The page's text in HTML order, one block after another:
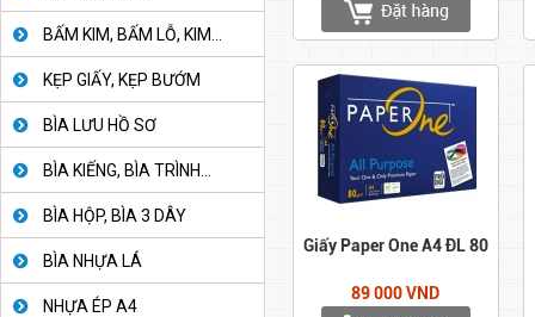
BẤM KIM, BẤM LỖ, KIM...
KẸP GIẤY, KẸP BƯỚM
BÌA LƯU HỒ SƠ
BÌA KIẾNG, BÌA TRÌNH...
BÌA HỘP, BÌA 3 DÂY
BÌA NHỰA LÁ
NHỰA ÉP A4
Giấy Paper One A4 ĐL 80
89 000 VND